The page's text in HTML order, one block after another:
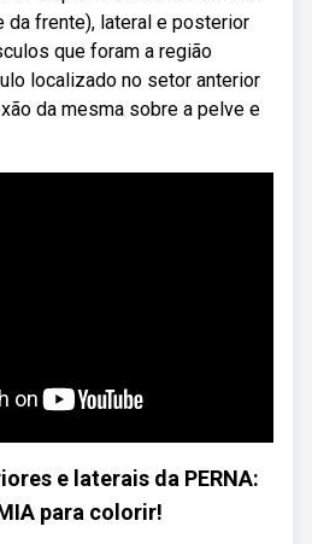
da frente), lateral e posterior
que foram a região
localizado no setor anterior
da mesma sobre a pelve e
e laterais da PERNA:
para colorir!